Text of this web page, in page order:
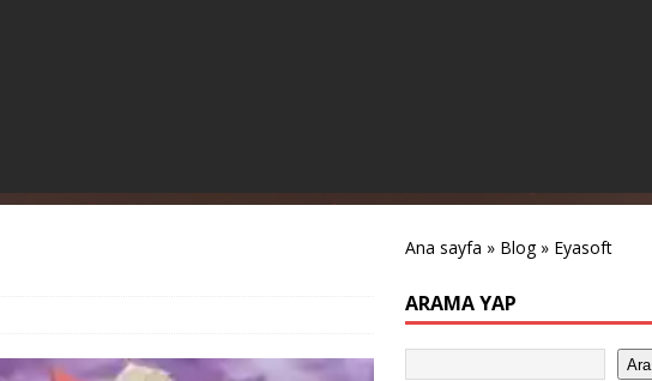
Ana sayfa » Blog» Eyasoft
ARAMA YAP
Ara